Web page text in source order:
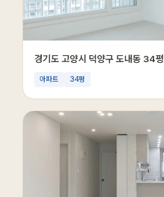
경기도 고양시 덕양구 도내동 34평
아파트 34평